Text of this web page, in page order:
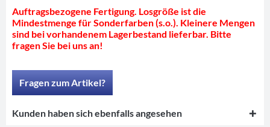
Auftragsbezogene Fertigung. Losgröße ist die
Mindestmenge für Sonderfarben (s.o.). Kleinere Mengen
sind bei vorhandenem Lagerbestand lieferbar. Bitte
fragen Sie bei uns an!
Fragen zum Artikel?
Kunden haben sich ebenfalls angesehen